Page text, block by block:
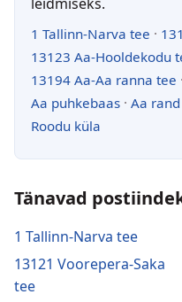
1 Tallinn-Narva tee ·
13123 Aa-Hooldekodu
13194 Aa-Aa ranna tee ·
Aa puhkebaas · Aa rand
Roodu küla
Tänavad
1 Tallinn-Narva tee
13121 Voorepera-Saka
tee